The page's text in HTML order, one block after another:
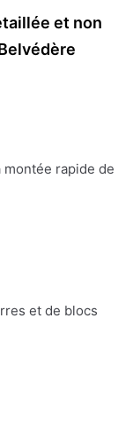
et non
rapide de
et de blocs